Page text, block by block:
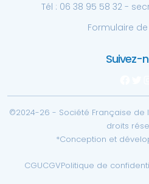
Tél : 06 38 95 58 32 -
Formulaire
Suivez-
©2024-26 - Société Française de
droits
*Conception et
CGUCGVPolitique de